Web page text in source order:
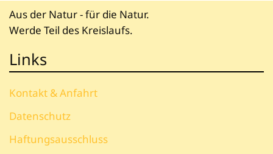
Diverse Fachliteratur
Aus der Natur - für die Natur.
Werde Teil des Kreislaufs.
Links
Kontakt & Anfahrt
Datenschutz
Haftungsausschluss